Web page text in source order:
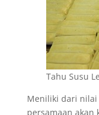
Tahu Susu
Meniliki dari nilai
persamaan akan